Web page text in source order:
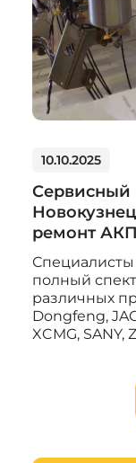
10.10.2025
Сервисный
ремонт
полный
различных
Dongfeng,
XCMG,